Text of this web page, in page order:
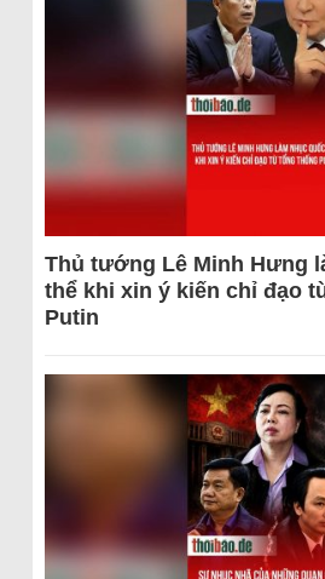
Thủ tướng Lê Minh Hưng
thể khi xin ý kiến chỉ đạo
Putin